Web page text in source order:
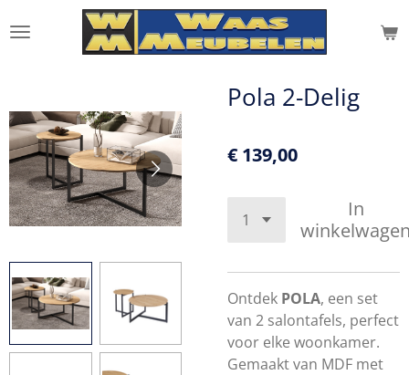
direct
Pola 2-Delig
€ 139,00
In
Ontdek POLA, een set
van 2 salontafels, perfect
voor elke woonkamer.
Gemaakt van MDF met